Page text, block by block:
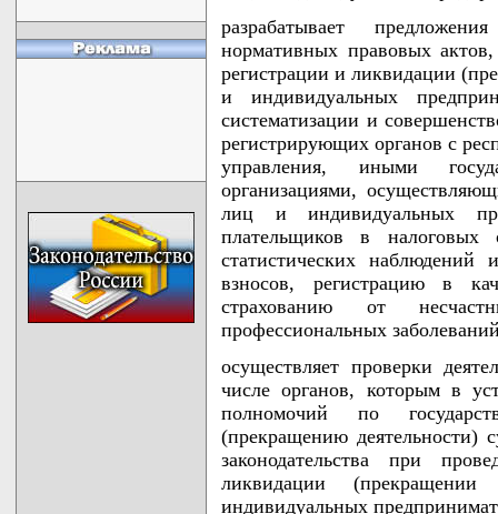
разрабатывает
нормативных правовых
регистрации и ликвидации
и индивидуальных
систематизации и
регистрирующих органов с
управления, иными
организациями,
лиц и индивидуальных
плательщиков в налоговых
статистических наблюдений
взносов, регистрацию в
страхованию от
профессиональных
осуществляет проверки
числе органов, которым в
полномочий по
(прекращению деятельности)
законодательства при
ликвидации
индивидуальных